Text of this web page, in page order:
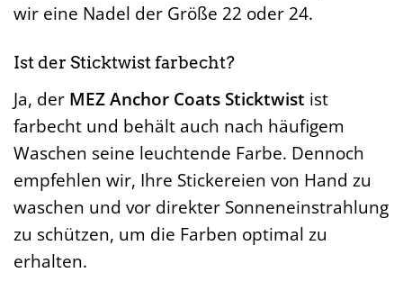
wir eine Nadel der Größe 22 oder 24.
Ist der Sticktwist farbecht?
Ja, der MEZ Anchor Coats Sticktwist ist
farbecht und behält auch nach häufigem
Waschen seine leuchtende Farbe. Dennoch
empfehlen wir, Ihre Stickereien von Hand zu
waschen und vor direkter Sonneneinstrahlung
zu schützen, um die Farben optimal zu
erhalten.